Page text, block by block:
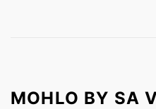
MOHLO BY SA